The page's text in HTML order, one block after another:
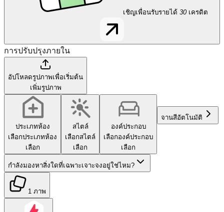
เชิญเพื่อนรับรายได้ 30 เครดิต
การปรับปรุงภายใน
อัปโหลดรูปภาพเพื่อเริ่มต้น
เพิ่มรูปภาพ
ประเภทห้อง
เลือกประเภทห้อง
เลือก
สไตล์
เลือกสไตล์
เลือก
องค์ประกอบ
เลือกองค์ประกอบ
เลือก
จานสีอัตโนมัติ
กำลังมองหาสิ่งใดที่เฉพาะเจาะจงอยู่ใช่ไหม?
1 ภาพ